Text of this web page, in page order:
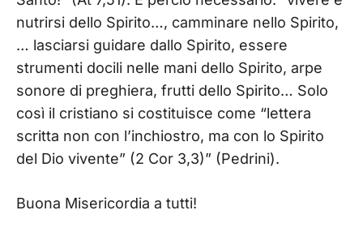
nutrirsi dello Spirito…, camminare nello Spirito,
… lasciarsi guidare dallo Spirito, essere
strumenti docili nelle mani dello Spirito, arpe
sonore di preghiera, frutti dello Spirito… Solo
così il cristiano si costituisce come “lettera
scritta non con l’inchiostro, ma con lo Spirito
del Dio vivente” (2 Cor 3,3)” (Pedrini).
Buona Misericordia a tutti!